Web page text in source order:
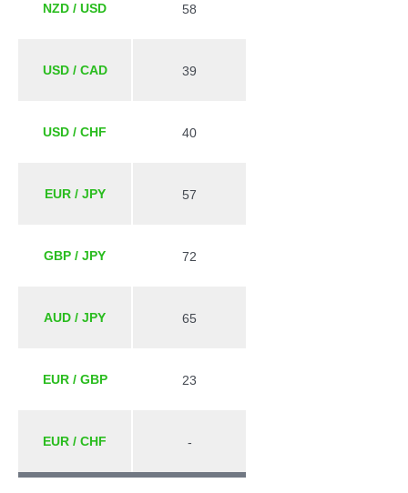
NZD / USD 58
USD / CAD 39
USD / CHF 40
EUR / JPY 57
GBP / JPY 72
AUD / JPY 65
EUR / GBP 23
EUR / CHF -